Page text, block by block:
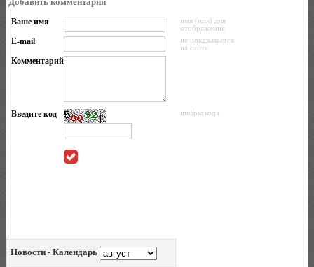
Ваше имя
имя (ник) для
отображения
E-mail
не показывается
на сайте
Комментарий
Введите код цифры кода
Новости - Календарь